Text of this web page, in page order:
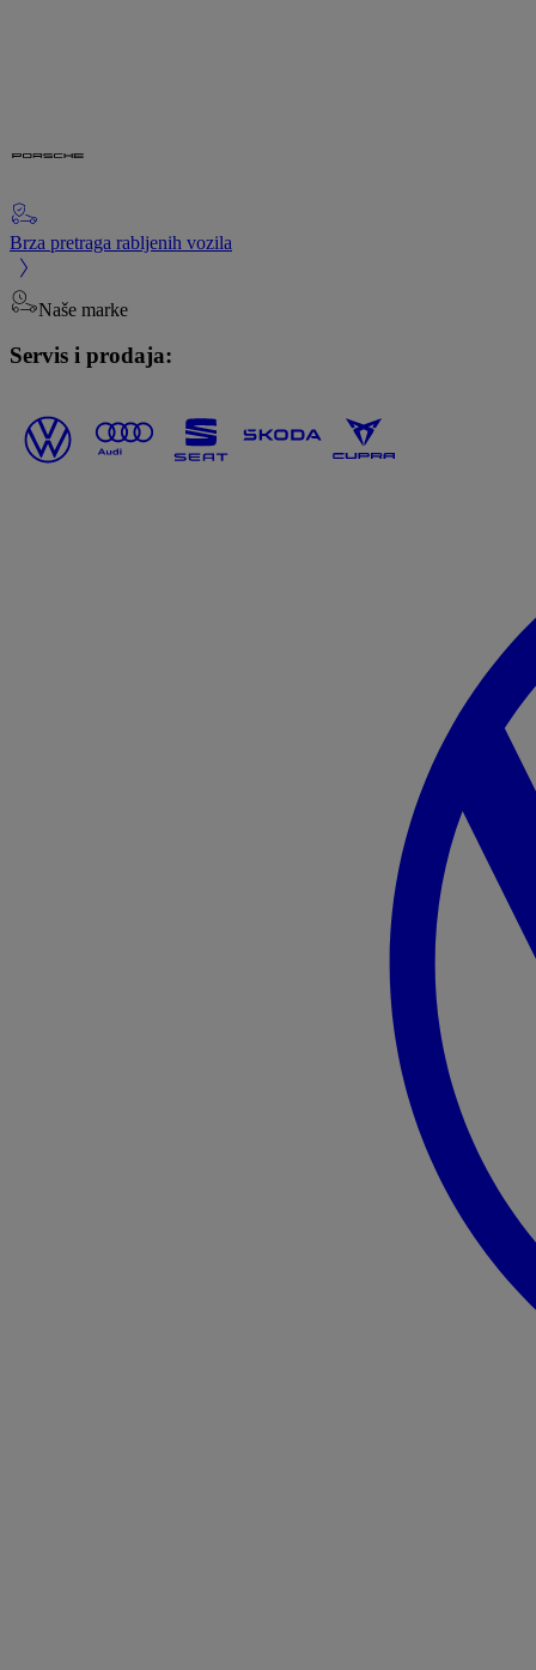
Brza pretraga rabljenih vozila
Naše marke
Servis i prodaja: